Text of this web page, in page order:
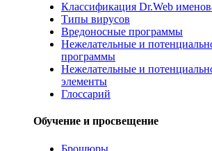
Классификация Dr.Web
Типы вирусов
Вредоносные программы
Нежелательные и
программы
Нежелательные и
элементы
Глоссарий
Обучение и просвещение
Брошюры